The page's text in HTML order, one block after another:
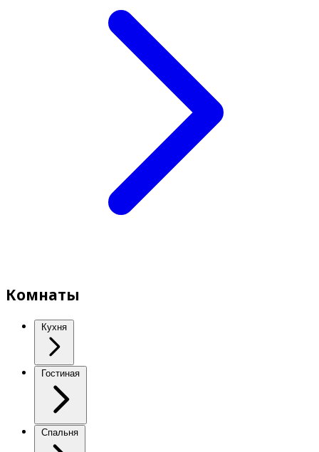
Комнаты
Кухня
Гостиная
Спальня